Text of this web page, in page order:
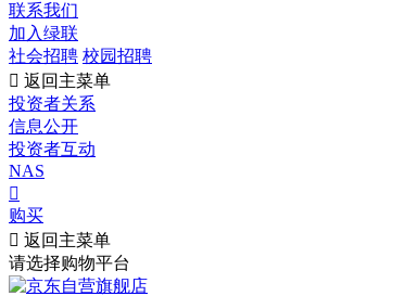
联系我们
加入绿联
社会招聘 校园招聘
 返回主菜单
投资者关系
信息公开
投资者互动
NAS

购买
 返回主菜单
请选择购物平台